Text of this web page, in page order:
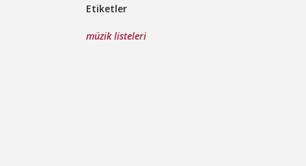
Etiketler
müzik listeleri